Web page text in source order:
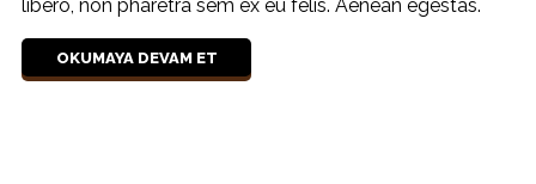
libero, non pharetra sem ex eu felis. Aenean egestas.
OKUMAYA DEVAM ET